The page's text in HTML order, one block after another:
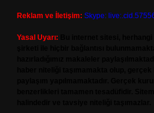
Reklam ve İletişim: Skype:
Yasal Uyarı: